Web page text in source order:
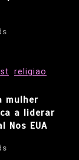
religiao
mulher
a liderar
Nos EUA